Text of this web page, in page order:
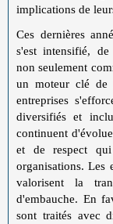
implications de
Ces dernières
s'est intensifié, de
non seulement
un moteur clé de
entreprises
diversifiés et
continuent
et de respect
organisations. Les
valorisent la
d'embauche. En
sont traités avec